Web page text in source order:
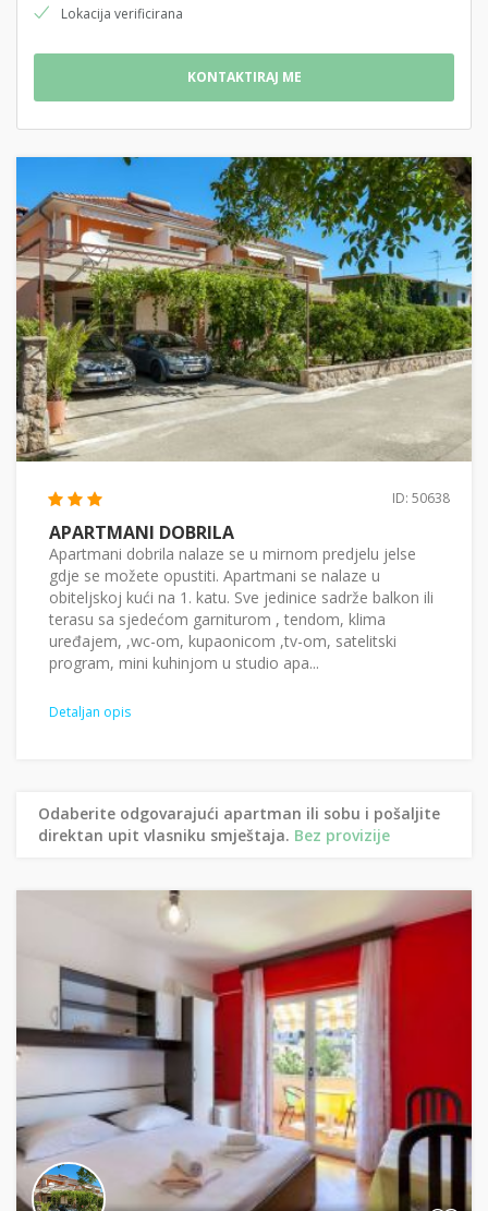
Lokacija verificirana
KONTAKTIRAJ ME
ID: 50638
APARTMANI DOBRILA
Apartmani dobrila nalaze se u mirnom predjelu jelse
gdje se možete opustiti. Apartmani se nalaze u
obiteljskoj kući na 1. katu. Sve jedinice sadrže balkon ili
terasu sa sjedećom garniturom , tendom, klima
uređajem, ,wc-om, kupaonicom ,tv-om, satelitski
program, mini kuhinjom u studio apa...
Detaljan opis
Odaberite odgovarajući apartman ili sobu i pošaljite
direktan upit vlasniku smještaja. Bez provizije